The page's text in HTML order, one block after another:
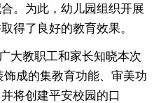
。为此，幼儿园组织开展
得了良好的教育效果。
大教职工和家长知晓本次
成的集教育功能、审美功
将创建平安校园的口